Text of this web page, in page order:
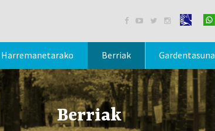
   
Harremanetarako Berriak Gardentasuna
Berriak